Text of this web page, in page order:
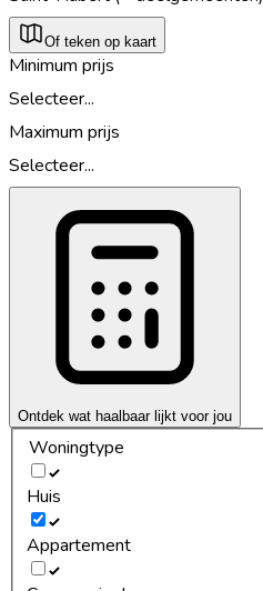
Of teken op kaart
Minimum prijs
Selecteer...
Maximum prijs
Selecteer...
Ontdek wat haalbaar lijkt voor jou
Woningtype
Huis
Appartement